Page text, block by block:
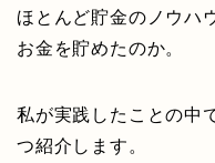
ほとんど貯金のノウハ
お金を貯めたのか。
私が実践したことの中
つ紹介します。